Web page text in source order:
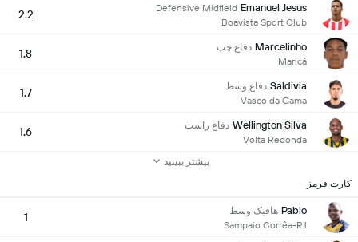
Emanuel Jesus
Defensive Midfield
Boavista Sport Club
2.2
Marcelinho دفاع چپ
Maricá
1.8
Saldivia دفاع وسط
Vasco da Gama
1.7
Wellington Silva دفاع راست
Volta Redonda
1.6
بیشتر ببینید
کارت قرمز
Pablo هافبک وسط
Sampaio Corrêa-RJ
1